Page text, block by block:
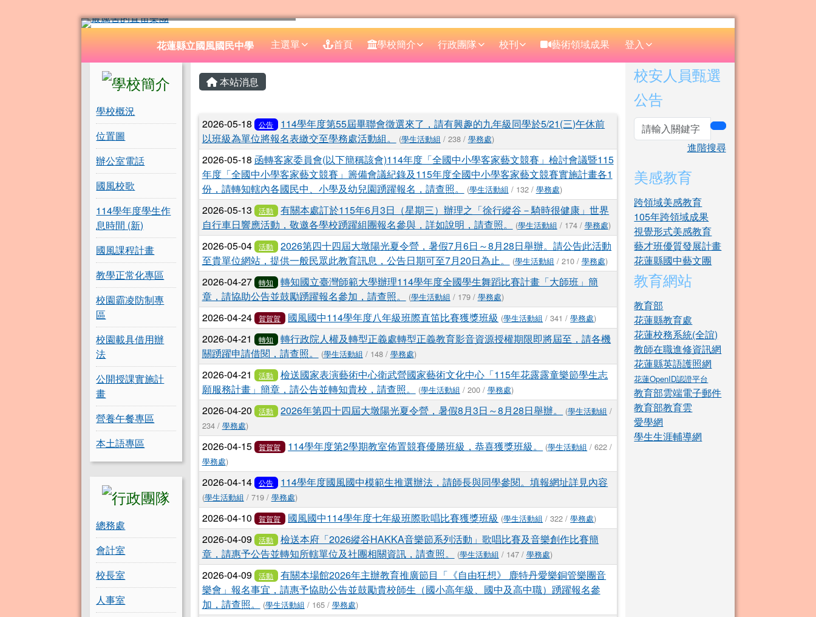
花蓮縣立國風國民中學
導覽列 花蓮縣立國風國民中學 主選單 首頁 學校簡介 行政團隊 校刊 藝術領域成果 登入
左邊區域內容
學校概況
位置圖
辦公室電話
國風校歌
114學年度學生作
息時間 (新)
國風課程計畫
教學正常化專區
校園霸凌防制專
區
校園載具借用辦
法
公開授課實施計
畫
營養午餐專區
本土語專區
總務處
會計室
校長室
人事室
主內容區域
本站消息
文章列表
2026-05-18 公告
114學年度第55屆畢聯會徵選來了，請有興趣的九年級同學於5/21(三)午休前
以班級為單位將報名表繳交至學務處活動組。
(學生活動組 / 238 / 學務處)
2026-05-18 函轉客家委員會(以下簡稱該會)114年度「全國中小學客家藝文競賽」檢討會議暨115
年度「全國中小學客家藝文競賽」籌備會議紀錄及115年度全國中小學客家藝文競賽實施計畫各1
份，請轉知轄內各國民中、小學及幼兒園踴躍報名，請查照。
(學生活動組 / 132 / 學務處)
2026-05-13 活動
有關本處訂於115年6月3日（星期三）辦理之「徐行縱谷－騎時很健康」世界
自行車日響應活動，敬邀各學校踴躍組團報名參與，詳如說明，請查照。
(學生活動組 / 174 / 學務處)
2026-05-04 活動
2026第四十四屆大墩陽光夏令營，暑假7月6日～8月28日舉辦。請公告此活動
至貴單位網站，提供一般民眾此教育訊息，公告日期可至7月20日為止。
(學生活動組 / 210 / 學務處)
2026-04-27 轉知
轉知國立臺灣師範大學辦理114學年度全國學生舞蹈比賽計畫「大師班」簡
章，請協助公告並鼓勵踴躍報名參加，請查照。
(學生活動組 / 179 / 學務處)
2026-04-24 賀賀賀 國風國中114學年度八年級班際直笛比賽獲獎班級 (學生活動組 / 341 /學務處)
2026-04-21 轉知
轉行政院人權及轉型正義處轉型正義教育影音資源授權期限即將屆至，請各機
關踴躍申請借閱，請查照。
(學生活動組 / 148 / 學務處)
2026-04-21 活動
檢送國家表演藝術中心衛武營國家藝術文化中心「115年花露露童樂節學生志
願服務計畫」簡章，請公告並轉知貴校，請查照。
(學生活動組 / 200 / 學務處)
2026-04-20 活動 2026年第四十四屆大墩陽光夏令營，暑假8月3日～8月28日舉辦。 (學生活動組 /
234 / 學務處)
2026-04-15 賀賀賀 114學年度第2學期教室佈置競賽優勝班級，恭喜獲獎班級。 (學生活動組 / 622 /
學務處)
2026-04-14 公告 114學年度國風國中模範生推選辦法，請師長與同學參閱。填報網址詳見內容
(學生活動組 / 719 / 學務處)
2026-04-10 賀賀賀 國風國中114學年度七年級班際歌唱比賽獲獎班級 (學生活動組 / 322 /學務處)
2026-04-09 活動
檢送本府「2026縱谷HAKKA音樂節系列活動」歌唱比賽及音樂創作比賽簡
章，請惠予公告並轉知所轄單位及社團相關資訊，請查照。
(學生活動組 / 147 / 學務處)
2026-04-09 活動
有關本場館2026年主辦教育推廣節目「《自由狂想》 鹿特丹愛樂銅管樂團音
樂會」報名事宜，請惠予協助公告並鼓勵貴校師生（國小高年級、國中及高中職）踴躍報名參
加，請查照。
(學生活動組 / 165 / 學務處)
右邊區域內容
校安人員甄選
公告
search
進階搜尋
美感教育
跨領域美感教育
105年跨領域成果
視覺形式美感教育
藝才班優質發展計畫
花蓮縣國中藝文團
教育網站
教育部
花蓮縣教育處
花蓮校務系統(全誼)
教師在職進修資訊網
花蓮縣英語護照網
花蓮OpenID認證平台
教育部雲端電子郵件
教育部教育雲
愛學網
學生生涯輔導網
頁尾區域